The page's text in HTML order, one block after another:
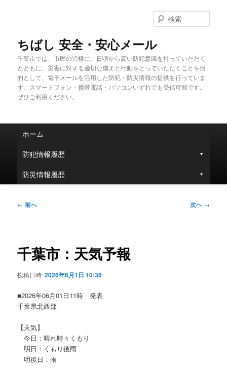
ちばし 安全・安心メール
千葉市では、市民の皆様に、日頃から高い防犯意識を持っていただく
とともに、災害に対する適切な備えと行動をとっていただくことを目
的として、電子メールを活用した防犯・防災情報の提供を行っていま
す。スマートフォン・携帯電話・パソコンいずれでも受信可能です。
ぜひご利用ください。
索
ュ
ホーム
防犯情報履歴
防災情報履歴
投
ゲ
ー
ョ
← 前へ 次へ→
千葉市：天気予報
投稿日時:2026年6月1日 10:36
■2026年06月01日11時 発表
千葉県北西部
【天気】
今日：晴れ時々くもり
明日：くもり後雨
明後日：雨